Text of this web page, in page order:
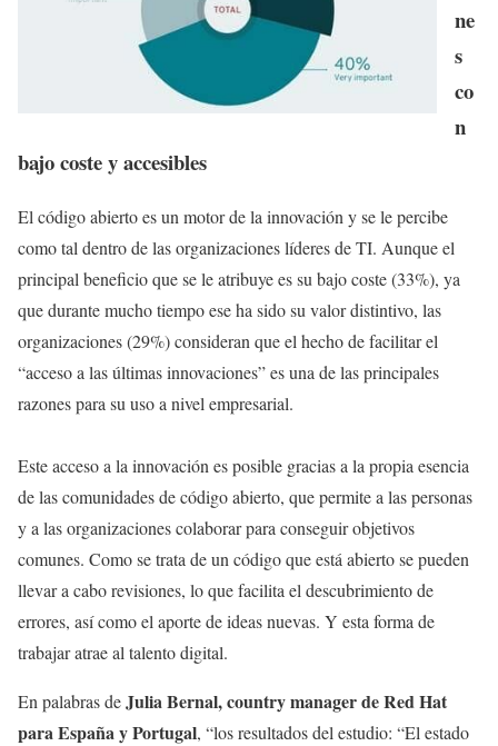
ne
s
co
n
bajo coste y accesibles
El código abierto es un motor de la innovación y se le percibe
como tal dentro de las organizaciones líderes de TI. Aunque el
principal beneficio que se le atribuye es su bajo coste (33%), ya
que durante mucho tiempo ese ha sido su valor distintivo, las
organizaciones (29%) consideran que el hecho de facilitar el
“acceso a las últimas innovaciones” es una de las principales
razones para su uso a nivel empresarial.
Este acceso a la innovación es posible gracias a la propia esencia
de las comunidades de código abierto, que permite a las personas
y a las organizaciones colaborar para conseguir objetivos
comunes. Como se trata de un código que está abierto se pueden
llevar a cabo revisiones, lo que facilita el descubrimiento de
errores, así como el aporte de ideas nuevas. Y esta forma de
trabajar atrae al talento digital.
En palabras deJulia Bernal, country manager de Red Hat
para España y Portugal, “los resultados del estudio: “El estado